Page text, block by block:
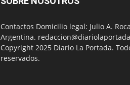
Contactos Domicilio legal: Julio A.
Argentina.
Copyright 2025 Diario La Portada.
reservados.